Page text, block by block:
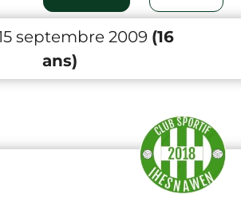
septembre 2009 (16
ans)